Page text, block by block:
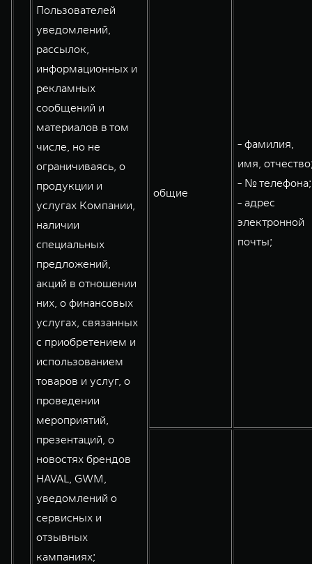
Пользователей
уведомлений,
рассылок,
информационных и
рекламных
сообщений и
материалов в том
числе, но не
ограничиваясь, о
продукции и
услугах Компании,
наличии
специальных
предложений,
акций в отношении
них, о финансовых
услугах, связанных
с приобретением и
использованием
товаров и услуг, о
проведении
мероприятий,
презентаций, о
новостях брендов
HAVAL, GWM,
уведомлений о
сервисных и
отзывных
кампаниях;
общие
- фамилия,
имя,
- № телефона;
- адрес
электронной
почты;